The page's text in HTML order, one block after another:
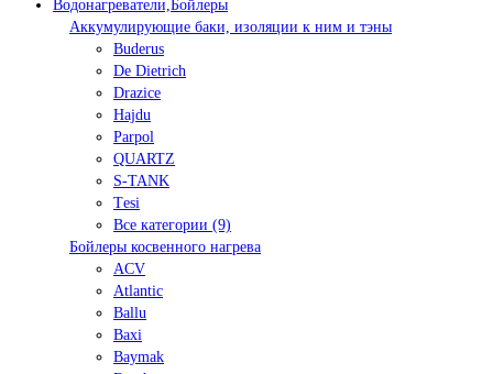
Водонагреватели,Бойлеры
Аккумулирующие баки, изоляции к ним и тэны
Buderus
De Dietrich
Drazice
Hajdu
Parpol
QUARTZ
S-TANK
Tеsi
Все категории (9)
Бойлеры косвенного нагрева
ACV
Atlantic
Ballu
Baxi
Baymak